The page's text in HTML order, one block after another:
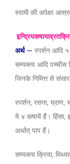
स्वामी की अपेक्षा
अर्थ— स्पर्शन आदि ५
सम्यक्त्व आदि
जिनके निमित्त से
स्पर्शन, रसना, घ्राण,
ये ४ कषायें हैं। हिंसा,
अर्थात् पाप हैं।
सम्यक्त्व क्रिया,